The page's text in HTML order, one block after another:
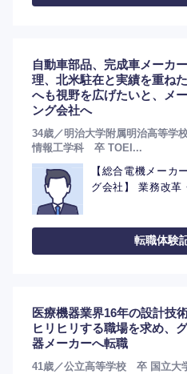
自動車部品、完成車メーカ
理、北米駐在と実績を重ね
へも視野を広げたいと、メ
ング会社へ
34歳／明治大学附属明治高等
情報工学科 卒 TOEI...
【総合電機メーカ
グ会社】 業務改革
転職体験
医療機器業界16年の設計技
ヒリヒリする職場を求め、
器メーカーへ転職
41歳／公立高等学校 卒 国立